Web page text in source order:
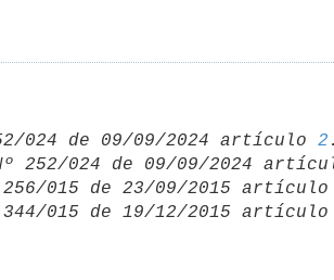
024 de 09/09/2024 artículo 2 .
252/024 de 09/09/2024
256/015 de 23/09/2015 artículo
344/015 de 19/12/2015 artículo